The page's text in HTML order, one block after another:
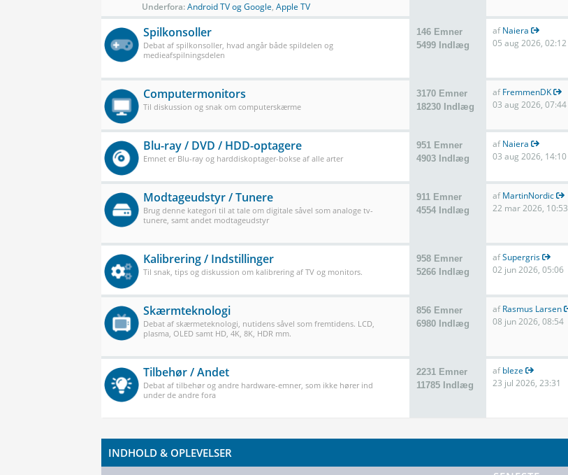
Underfora:Android TV og Google, Apple TV
Spilkonsoller
Debat af spilkonsoller, hvad angår både spildelen og
medieafspilningsdelen
146 Emner
5499 Indlæg
afNaiera
05 aug 2026, 02:12
Computermonitors
Til diskussion og snak om computerskærme
3170 Emner
18230 Indlæg
afFremmenDK
03 aug 2026, 07:44
Blu-ray / DVD / HDD-optagere
Emnet er Blu-ray og harddiskoptager-bokse af alle arter
951 Emner
4903 Indlæg
afNaiera
03 aug 2026, 14:10
Modtageudstyr / Tunere
Brug denne kategori til at tale om digitale såvel som analoge tv-
tunere, samt andet modtageudstyr
911 Emner
4554 Indlæg
afMartinNordic
22 mar 2026, 10:53
Kalibrering / Indstillinger
Til snak, tips og diskussion om kalibrering af TV og monitors.
958 Emner
5266 Indlæg
afSupergris
02 jun 2026, 05:06
Skærmteknologi
Debat af skærmeteknologi, nutidens såvel som fremtidens. LCD,
plasma, OLED samt HD, 4K, 8K, HDR mm.
856 Emner
6980 Indlæg
afRasmus Larsen
08 jun 2026, 08:54
Tilbehør / Andet
Debat af tilbehør og andre hardware-emner, som ikke hører ind
under de andre fora
2231 Emner
11785 Indlæg
afbleze
23 jul 2026, 23:31
INDHOLD & OPLEVELSER